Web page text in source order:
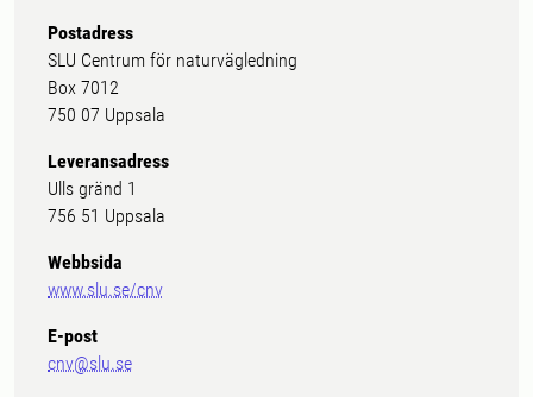
Postadress
SLU Centrum för naturvägledning
Box 7012
750 07 Uppsala
Leveransadress
Ulls gränd 1
756 51 Uppsala
Webbsida
www.slu.se/cnv
E-post
cnv@slu.se